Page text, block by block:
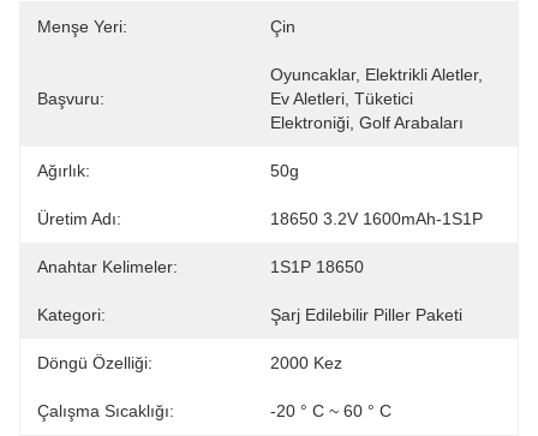
Menşe Yeri: Çin
Başvuru:
Oyuncaklar, Elektrikli Aletler,
Ev Aletleri, Tüketici
Elektroniği, Golf Arabaları
Ağırlık: 50g
Üretim Adı: 18650 3.2V 1600mAh-1S1P
Anahtar Kelimeler: 1S1P 18650
Kategori: Şarj Edilebilir Piller Paketi
Döngü Özelliği: 2000 Kez
Çalışma Sıcaklığı: -20 ° C ~ 60 ° C